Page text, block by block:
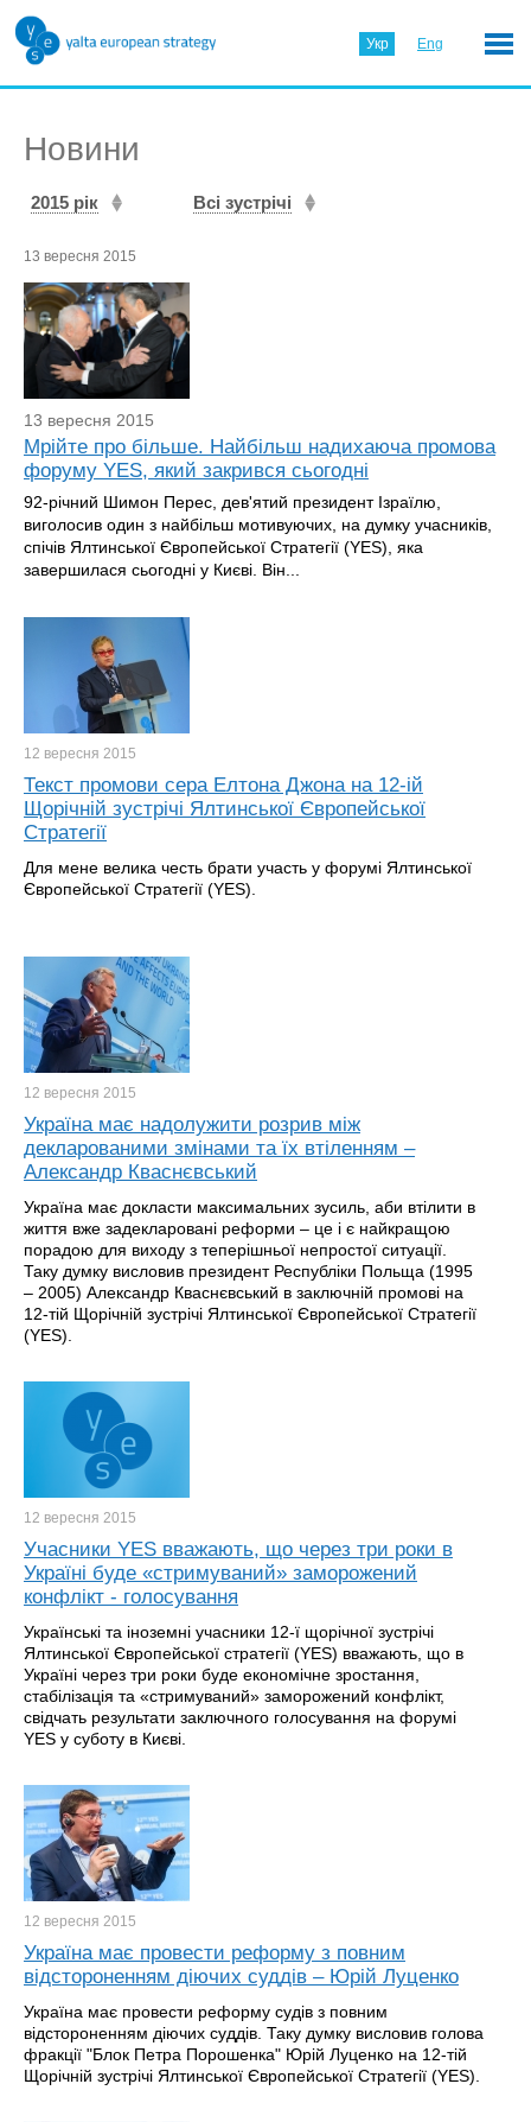
Укр Eng
Новини
2015 рік Всі зустрічі
13 вересня 2015
13 вересня 2015
Мрійте про більше. Найбільш надихаюча промова
форуму YES, який закрився сьогодні
92-річний Шимон Перес, дев'ятий президент Ізраїлю,
виголосив один з найбільш мотивуючих, на думку учасників,
спічів Ялтинської Європейської Стратегії (YES), яка
завершилася сьогодні у Києві. Він...
12 вересня 2015
Текст промови сера Елтона Джона на 12-ій
Щорічній зустрічі Ялтинської Європейської
Стратегії
Для мене велика честь брати участь у форумі Ялтинської
Європейської Стратегії (YES).
12 вересня 2015
Україна має надолужити розрив між
декларованими змінами та їх втіленням –
Александр Кваснєвський
Україна має докласти максимальних зусиль, аби втілити в
життя вже задекларовані реформи – це і є найкращою
порадою для виходу з теперішньої непростої ситуації.
Таку думку висловив президент Республіки Польща (1995
– 2005) Александр Кваснєвський в заключній промові на
12-тій Щорічній зустрічі Ялтинської Європейської Стратегії
(YES).
12 вересня 2015
Учасники YES вважають, що через три роки в
Україні буде «стримуваний» заморожений
конфлікт - голосування
Українські та іноземні учасники 12-ї щорічної зустрічі
Ялтинської Європейської стратегії (YES) вважають, що в
Україні через три роки буде економічне зростання,
стабілізація та «стримуваний» заморожений конфлікт,
свідчать результати заключного голосування на форумі
YES у суботу в Києві.
12 вересня 2015
Україна має провести реформу з повним
відстороненням діючих суддів – Юрій Луценко
Україна має провести реформу судів з повним
відстороненням діючих суддів. Таку думку висловив голова
фракції "Блок Петра Порошенка" Юрій Луценко на 12-тій
Щорічній зустрічі Ялтинської Європейської Стратегії (YES).